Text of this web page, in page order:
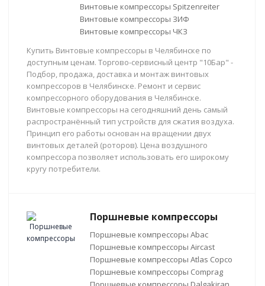
Винтовые компрессоры Spitzenreiter
Винтовые компрессоры ЗИФ
Винтовые компрессоры ЧКЗ
Купить Винтовые компрессоры в Челябинске по
доступным ценам. Торгово-сервисный центр "10Бар" -
Подбор, продажа, доставка и монтаж винтовых
компрессоров в Челябинске. Ремонт и сервис
компрессорного оборудования в Челябинске.
Винтовые компрессоры на сегодняшний день самый
распространённый тип устройств для сжатия воздуха.
Принцип его работы основан на вращении двух
винтовых деталей (роторов). Цена воздушного
компрессора позволяет использовать его широкому
кругу потребители.
Поршневые компрессоры
Поршневые компрессоры Abac
Поршневые компрессоры Aircast
Поршневые компрессоры Atlas Copco
Поршневые компрессоры Comprag